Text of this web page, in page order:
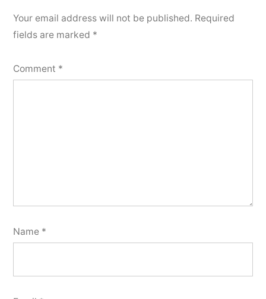
Your email address will not be published. Required
fields are marked *
Comment *
Name *